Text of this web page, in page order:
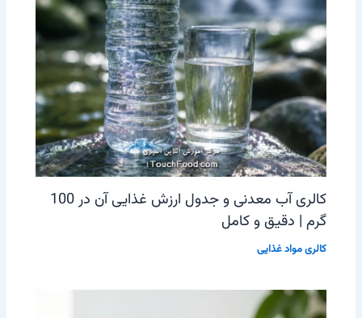
کالری آب معدنی و جدول ارزش غذایی آن در 100
گرم | دقیق و کامل
کالری مواد غذایی